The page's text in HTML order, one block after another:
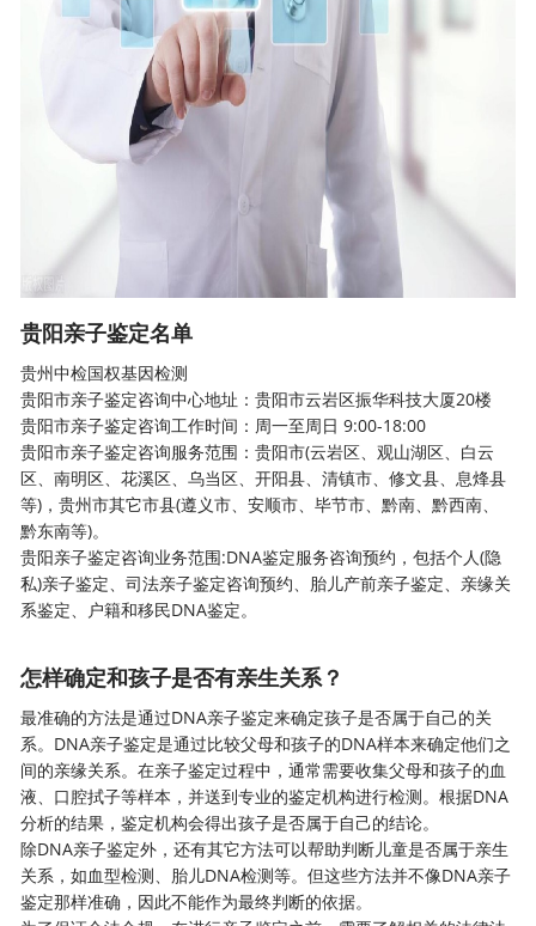
贵阳亲子鉴定名单
贵州中检国权基因检测
贵阳市亲子鉴定咨询中心地址：贵阳市云岩区振华科技大厦20楼
贵阳市亲子鉴定咨询工作时间：周一至周日 9:00-18:00
贵阳市亲子鉴定咨询服务范围：贵阳市(云岩区、观山湖区、白云
区、南明区、花溪区、乌当区、开阳县、清镇市、修文县、息烽县
等)，贵州市其它市县(遵义市、安顺市、毕节市、黔南、黔西南、
黔东南等)。
贵阳亲子鉴定咨询业务范围:DNA鉴定服务咨询预约，包括个人(隐
私)亲子鉴定、司法亲子鉴定咨询预约、胎儿产前亲子鉴定、亲缘关
系鉴定、户籍和移民DNA鉴定。
怎样确定和孩子是否有亲生关系？
最准确的方法是通过DNA亲子鉴定来确定孩子是否属于自己的关
系。DNA亲子鉴定是通过比较父母和孩子的DNA样本来确定他们之
间的亲缘关系。在亲子鉴定过程中，通常需要收集父母和孩子的血
液、口腔拭子等样本，并送到专业的鉴定机构进行检测。根据DNA
分析的结果，鉴定机构会得出孩子是否属于自己的结论。
除DNA亲子鉴定外，还有其它方法可以帮助判断儿童是否属于亲生
关系，如血型检测、胎儿DNA检测等。但这些方法并不像DNA亲子
鉴定那样准确，因此不能作为最终判断的依据。